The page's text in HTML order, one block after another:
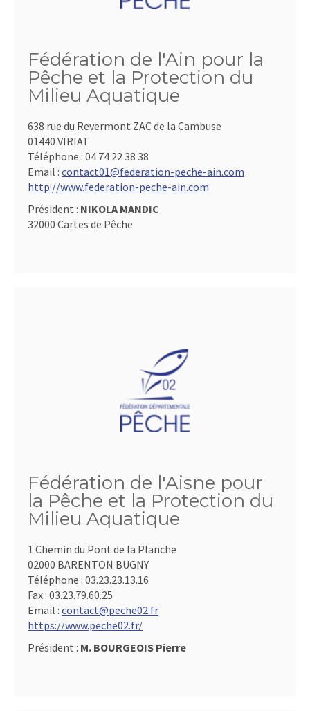
Fédération de l'Ain pour la
Pêche et la Protection du
Milieu Aquatique
638 rue du Revermont ZAC de la Cambuse
01440 VIRIAT
Téléphone : 04 74 22 38 38
Email : contact01@federation-peche-ain.com
http://www.federation-peche-ain.com
Président : NIKOLA MANDIC
32000 Cartes de Pêche
Fédération de l'Aisne pour
la Pêche et la Protection du
Milieu Aquatique
1 Chemin du Pont de la Planche
02000 BARENTON BUGNY
Téléphone : 03.23.23.13.16
Fax : 03.23.79.60.25
Email : contact@peche02.fr
https://www.peche02.fr/
Président : M. BOURGEOIS Pierre